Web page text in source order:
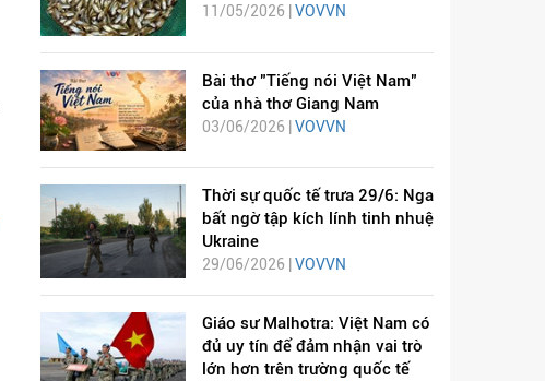
11/05/2026 | VOVVN
Bài thơ "Tiếng nói Việt Nam"
của nhà thơ Giang Nam
03/06/2026 |VOVVN
Thời sự quốc tế trưa 29/6: Nga
bất ngờ tập kích lính tinh nhuệ
Ukraine
29/06/2026 | VOVVN
Giáo sư Malhotra: Việt Nam có
đủ uy tín để đảm nhận vai trò
lớn hơn trên trường quốc tế